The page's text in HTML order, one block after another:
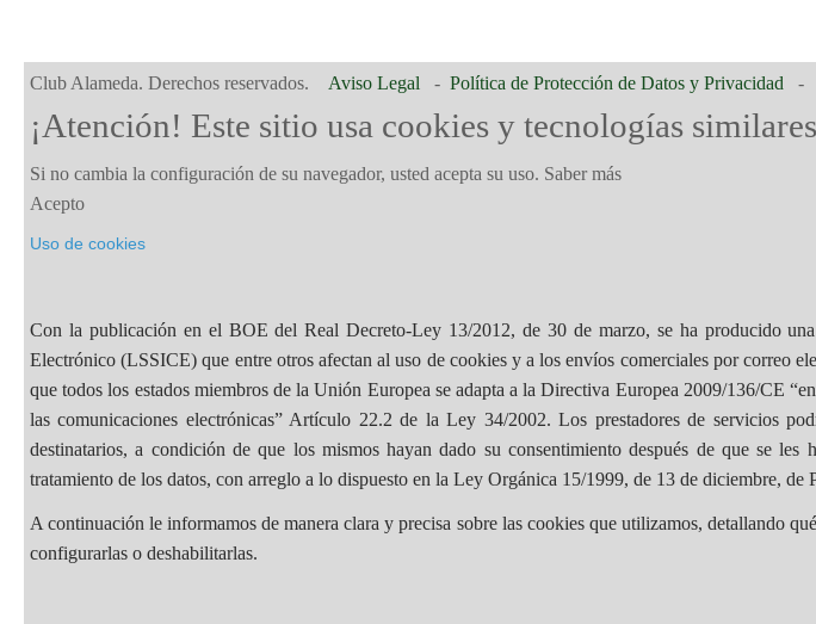
Club Alameda. Derechos reservados. Aviso Legal - Política de Protección de Datos y Privacidad -
¡Atención! Este sitio usa cookies y tecnologías
Si no cambia la configuración de su navegador, usted acepta su uso. Saber más
Acepto
Uso de cookies
Con la publicación en el BOE del Real Decreto-Ley 13/2012, de 30 de marzo, se ha producido
Electrónico (LSSICE) que entre otros afectan al uso de cookies y a los envíos comerciales por correo
que todos los estados miembros de la Unión Europea se adapta a la Directiva Europea 2009/136/CE
las comunicaciones electrónicas” Artículo 22.2 de la Ley 34/2002. Los prestadores de servicios
destinatarios, a condición de que los mismos hayan dado su consentimiento después de que se
tratamiento de los datos, con arreglo a lo dispuesto en la Ley Orgánica 15/1999, de 13 de diciembre, de
A continuación le informamos de manera clara y precisa sobre las cookies que utilizamos, detallando
configurarlas o deshabilitarlas.